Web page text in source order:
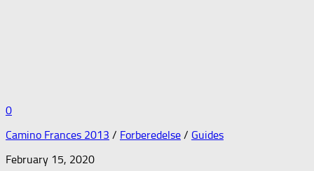
0
Camino Frances 2013 / Forberedelse / Guides
February 15, 2020